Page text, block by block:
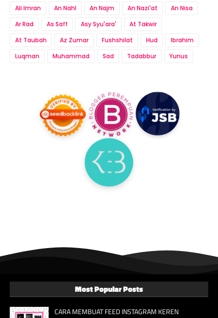
Ali Imran
An Nahl An Najm An Nazi'at
An Nisa
Ar Rad
As Saff Asy Syu'ara'
At Takwir
At Taubah
Az Zumar Fushshilat Hud
Ibrahim
Luqman
Muhammad Sad Tadabbur Yunus
Most Popular Posts
CARA MEMBUAT FEED INSTAGRAM KEREN